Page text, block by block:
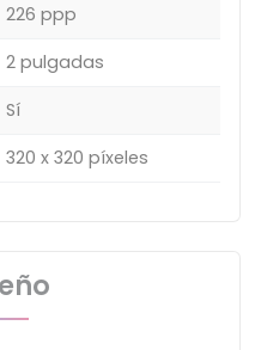
226 ppp
2 pulgadas
Sí
320 x 320 píxeles